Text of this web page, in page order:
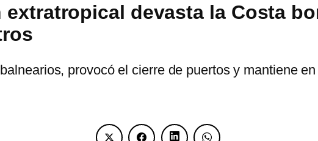
devasta la Costa
provocó el cierre de puertos y mantiene